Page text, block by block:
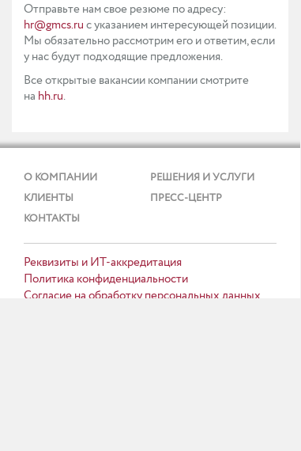
Отправьте нам свое резюме по адресу:
hr@gmcs.ruс указанием интересующей позиции.
Мы обязательно рассмотрим его и ответим, если
у нас будут подходящие предложения.
Все открытые вакансии компании смотрите
на hh.ru.
О КОМПАНИИ
РЕШЕНИЯ И УСЛУГИ
КЛИЕНТЫ
ПРЕСС-ЦЕНТР
КОНТАКТЫ
Реквизиты и ИТ-аккредитация
Политика конфиденциальности
Согласие на обработку персональных данных